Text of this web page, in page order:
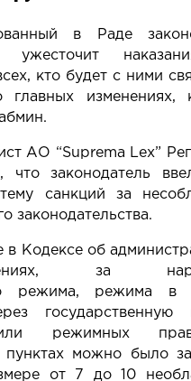
в Раде
ужесточит
кто будет с ними
главных изменениях,
АО “Suprema Lex”
что законодатель
санкций за
законодательства.
в Кодексе об
за
режима, режима в
государственную
режимных
пунктах можно было
от 7 до 10